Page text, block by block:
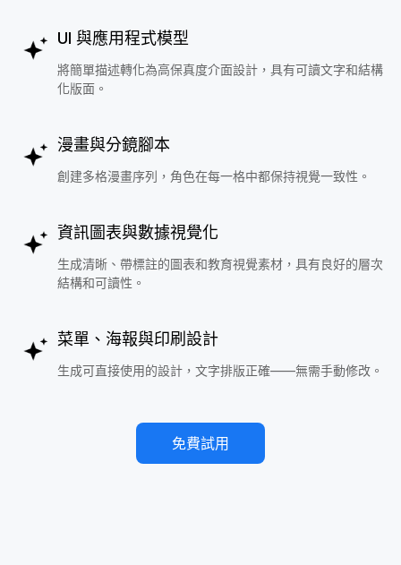
UI 與應用程式模型
將簡單描述轉化為高保真度介面設計，具有可讀文字和結構
化版面。
漫畫與分鏡腳本
創建多格漫畫序列，角色在每一格中都保持視覺一致性。
資訊圖表與數據視覺化
生成清晰、帶標註的圖表和教育視覺素材，具有良好的層次
結構和可讀性。
菜單、海報與印刷設計
生成可直接使用的設計，文字排版正確——無需手動修改。
免費試用